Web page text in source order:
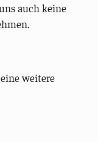
auch keine
weitere